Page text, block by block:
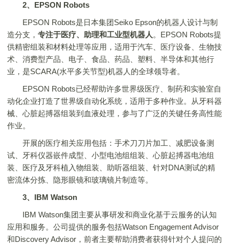
2、EPSON Robots
EPSON Robots是日本集团Seiko Epson的机器人设计与制
造分支， 专注于医疗、助理和工业型机器人 。EPSON Robots提
供精密组装和材料处理等应用，适用于汽车、医疗设备、生物技
术、消费型产品、电子、食品、药品、塑料、半导体和其他行
业，是SCARA(水平多关节型)机器人的全球领导者。
EPSON Robots已经帮助许多世界级医疗、制药和实验室自
动化企业打造了世界级自动化系统，适用于多种作业。从牙科器
械、心脏起搏器组装到血液处理，参与了广泛的关键任务高性能
作业。
开展的医疗相关应用包括：手术刀刀片加工、减肥设备测
试、牙科仪器嵌件成型、小型电池组组装、心脏起搏器电池组
装、医疗及牙科植入物组装、助听器组装、针对DNA测试的精
密流体分拣、隐形眼镜和玻璃镜片制造等。
3、IBM Watson
IBM Watson集团主要从事研发和商业化基于云服务的认知
应用和服务。公司提供的服务包括Watson Engagement Advisor
和Discovery Advisor，前者主要帮助消费者获得针对个人提问的